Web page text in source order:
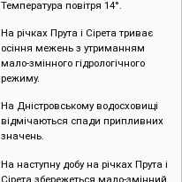
Температура повітря 14°.
На річках Прута і Сірета триває
осіння межень з утриманням
мало-змінного гідрологічного
режиму.
На Дністровському водосховищі
відмічаються спади припливних
значень.
На наступну добу на річках Прута і
Сірета збережеться мало-змінний